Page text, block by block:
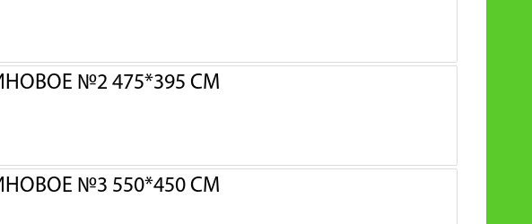
№2 475*395 СМ
№3 550*450 СМ